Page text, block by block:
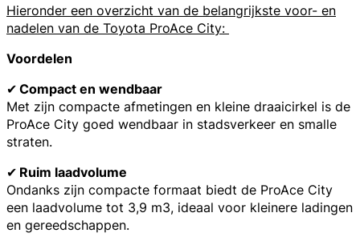
Hieronder een overzicht van de belangrijkste voor- en
nadelen van de Toyota ProAce City:
Voordelen
✔Compact en wendbaar
Met zijn compacte afmetingen en kleine draaicirkel is de
ProAce City goed wendbaar in stadsverkeer en smalle
straten.
✔ Ruim laadvolume
Ondanks zijn compacte formaat biedt de ProAce City
een laadvolume tot 3,9 m3, ideaal voor kleinere ladingen
en gereedschappen.